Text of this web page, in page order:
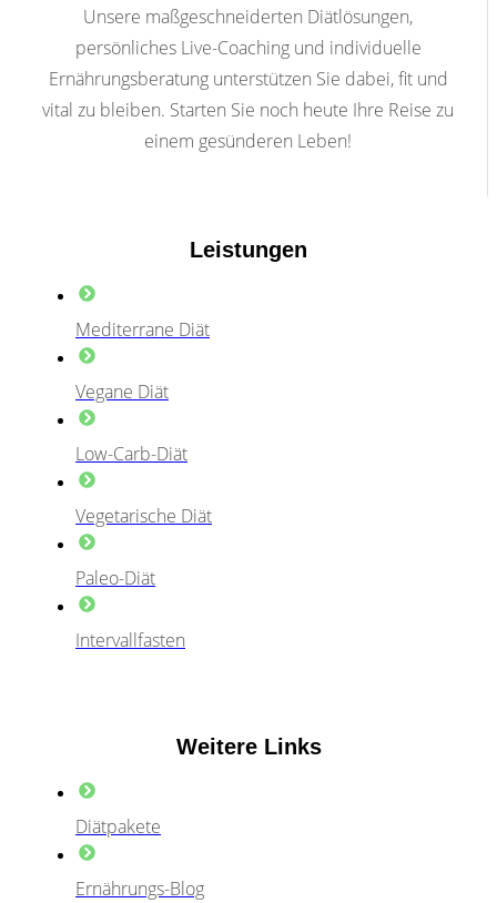
Unsere maßgeschneiderten Diätlösungen,
persönliches Live-Coaching und individuelle
Ernährungsberatung unterstützen Sie dabei, fit und
vital zu bleiben. Starten Sie noch heute Ihre Reise zu
einem gesünderen Leben!
Leistungen
Mediterrane Diät
Vegane Diät
Low-Carb-Diät
Vegetarische Diät
Paleo-Diät
Intervallfasten
Weitere Links
Diätpakete
Ernährungs-Blog